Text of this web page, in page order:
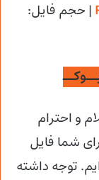
| حجم فایل:
و احترام
شما فایل
توجه داشته